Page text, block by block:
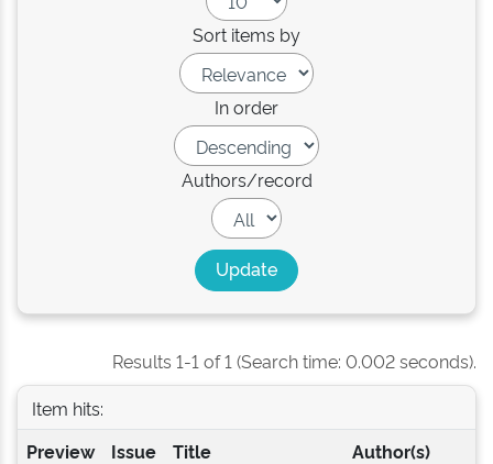
Sort items by
In order
Authors/record
Results 1-1 of 1 (Search time: 0.002 seconds).
Item hits:
Preview
Issue
Title Author(s)